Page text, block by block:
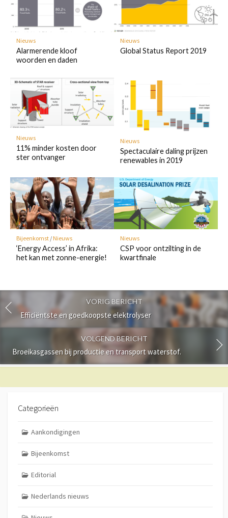
Nieuws
Alarmerende kloof
woorden en daden
Nieuws
Global Status Report 2019
Nieuws
11% minder kosten door
ster ontvanger
Nieuws
Spectaculaire daling prijzen
renewables in 2019
Bijeenkomst/ Nieuws
‘Energy Access’ in Afrika:
het kan met zonne-energie!
Nieuws
CSP voor ontzilting in de
kwartfinale
VORIG BERICHT
Efficiëntste en goedkoopste elektrolyser
VOLGEND BERICHT
Broeikasgassen bij productie en transport waterstof.
Categorieën
Aankondigingen
Bijeenkomst
Editorial
Nederlands nieuws